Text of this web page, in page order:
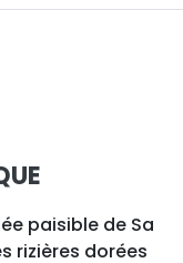
paisible de Sa
rizières dorées